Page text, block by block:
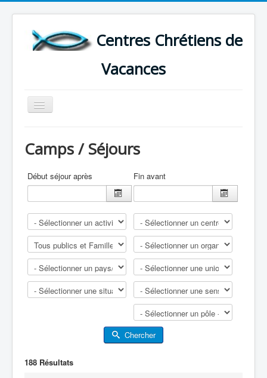
Centres Chrétiens de
Vacances
Basculer
la
CARTE DES CENTRES DE VACANCES .
LISTE DES SEJOURS DE VACANCES 2026
Camps / Séjours
Début séjour après Fin avant
Chercher
188 Résultats